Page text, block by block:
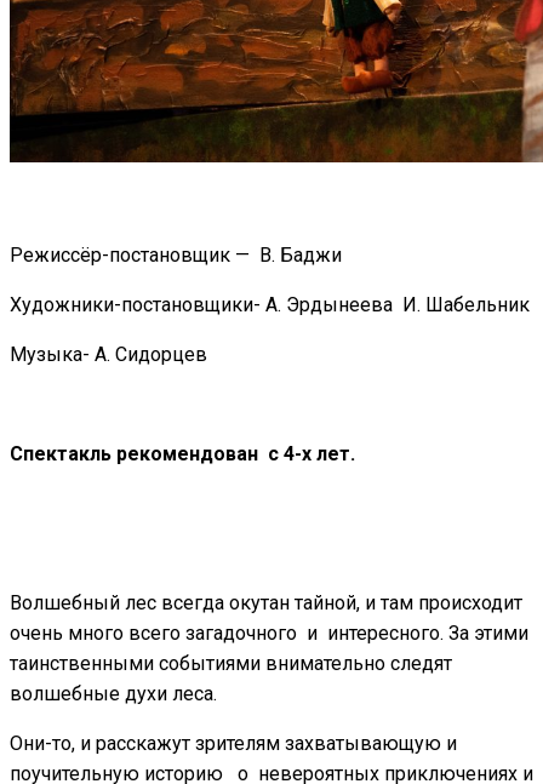
Режиссёр-постановщик — В. Баджи
Художники-постановщики- А. Эрдынеева И. Шабельник
Музыка- А. Сидорцев
Спектакль рекомендован с 4-х лет.
Волшебный лес всегда окутан тайной, и там происходит
очень много всего загадочного и интересного. За этими
таинственными событиями внимательно следят
волшебные духи леса.
Они-то, и расскажут зрителям захватывающую и
поучительную историю о невероятных приключениях и